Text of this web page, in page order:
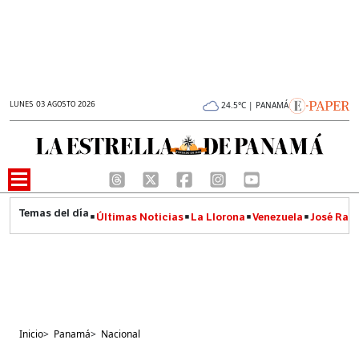
LUNES 03 AGOSTO 2026 24.5°C | PANAMÁ
Últimas Noticias La Llorona Venezuela José
Inicio> Panamá> Nacional